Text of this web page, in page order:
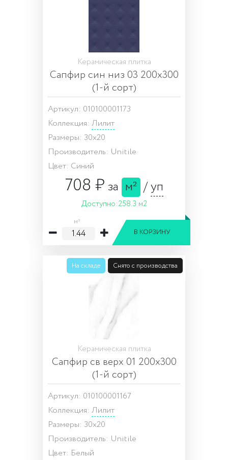
Керамическая плитка
Сапфир син низ 03 200х300
(1-й сорт)
Артикул: 010100001173
Коллекция: Лилит
Размеры: 30x20
Производитель: Unitile
Цвет: Синий
708 ₽за м² /уп
Доступно:258.3 м2
м²
В КОРЗИНУ
На складе Снято с производства
Керамическая плитка
Сапфир св верх 01 200х300
(1-й сорт)
Артикул: 010100001167
Коллекция: Лилит
Размеры: 30x20
Производитель: Unitile
Цвет: Белый